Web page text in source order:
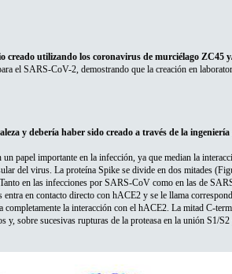
creado utilizando los coronavirus de murciélago ZC45
el SARS-CoV-2, demostrando que la creación en
y debería haber sido creado a través de la ingeniería
papel importante en la infección, ya que median la
del virus. La proteína Spike se divide en dos mitades
en las infecciones por SARS-CoV como en las de
en contacto directo con hACE2 y se le llama
la interacción con el hACE2. La mitad C-
sobre sucesivas rupturas de la proteasa en la unión S1/